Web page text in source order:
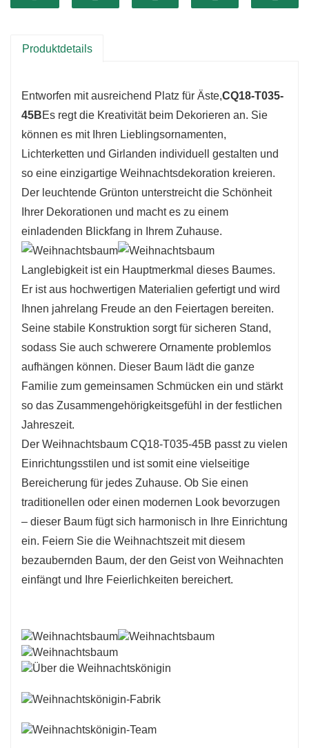
Sein üppiges Grün verleiht ihm ein realistisches
Kiefer perfekt einfängt. Dank seiner kompakten
Regalen oder in kleinen Ecken platzieren und
sorgt überall für festliche Stimmung.
Produktdetails
Entworfen mit ausreichend Platz für Äste,CQ18-T035-
45BEs regt die Kreativität beim Dekorieren an. Sie
können es mit Ihren Lieblingsornamenten,
Lichterketten und Girlanden individuell gestalten und
so eine einzigartige Weihnachtsdekoration kreieren.
Der leuchtende Grünton unterstreicht die Schönheit
Ihrer Dekorationen und macht es zu einem
einladenden Blickfang in Ihrem Zuhause.
Langlebigkeit ist ein Hauptmerkmal dieses Baumes.
Er ist aus hochwertigen Materialien gefertigt und wird
Ihnen jahrelang Freude an den Feiertagen bereiten.
Seine stabile Konstruktion sorgt für sicheren Stand,
sodass Sie auch schwerere Ornamente problemlos
aufhängen können. Dieser Baum lädt die ganze
Familie zum gemeinsamen Schmücken ein und stärkt
so das Zusammengehörigkeitsgefühl in der festlichen
Jahreszeit.
Der Weihnachtsbaum CQ18-T035-45B passt zu vielen
Einrichtungsstilen und ist somit eine vielseitige
Bereicherung für jedes Zuhause. Ob Sie einen
traditionellen oder einen modernen Look bevorzugen
– dieser Baum fügt sich harmonisch in Ihre Einrichtung
ein. Feiern Sie die Weihnachtszeit mit diesem
bezaubernden Baum, der den Geist von Weihnachten
einfängt und Ihre Feierlichkeiten bereichert.